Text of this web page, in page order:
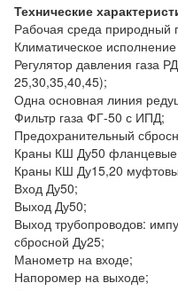
Технические
Рабочая среда природный
Климатическое
Регулятор давления газа
25,30,35,40,45);
Одна основная линия
Фильтр газа ФГ-50 с ИПД;
Предохранительный
Краны КШ Ду50
Краны КШ Ду15,20
Вход Ду50;
Выход Ду50;
Выход трубопроводов:
сбросной Ду25;
Манометр на входе;
Напоромер на выходе;